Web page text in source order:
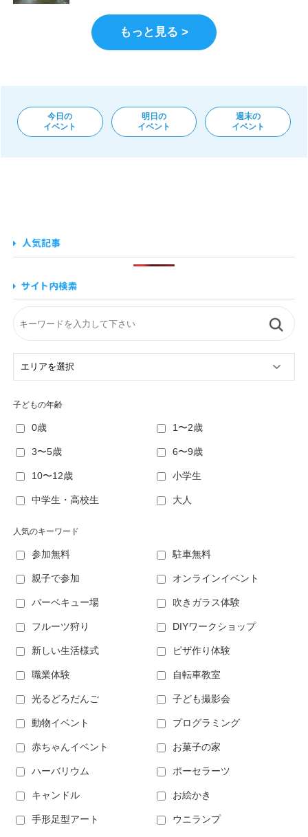
もっと見る >
今日の
イベント
明日の
イベント
週末の
イベント
子どもの年齢
0歳 1〜2歳
3〜5歳 6〜9歳
10〜12歳 小学生
中学生・高校生 大人
人気のキーワード
参加無料 駐車無料
親子で参加 オンラインイベント
バーベキュー場 吹きガラス体験
フルーツ狩り DIYワークショップ
新しい生活様式 ピザ作り体験
職業体験 自転車教室
光るどろだんご 子ども撮影会
動物イベント プログラミング
赤ちゃんイベント お菓子の家
ハーバリウム ポーセラーツ
キャンドル お絵かき
手形足型アート ウニランプ